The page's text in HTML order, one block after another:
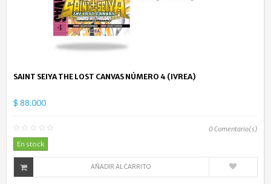
SAINT SEIYA THE LOST CANVAS NÚMERO 4 (IVREA)
$ 88.000
0Comentario(s)
En stock
AÑADIR AL CARRITO